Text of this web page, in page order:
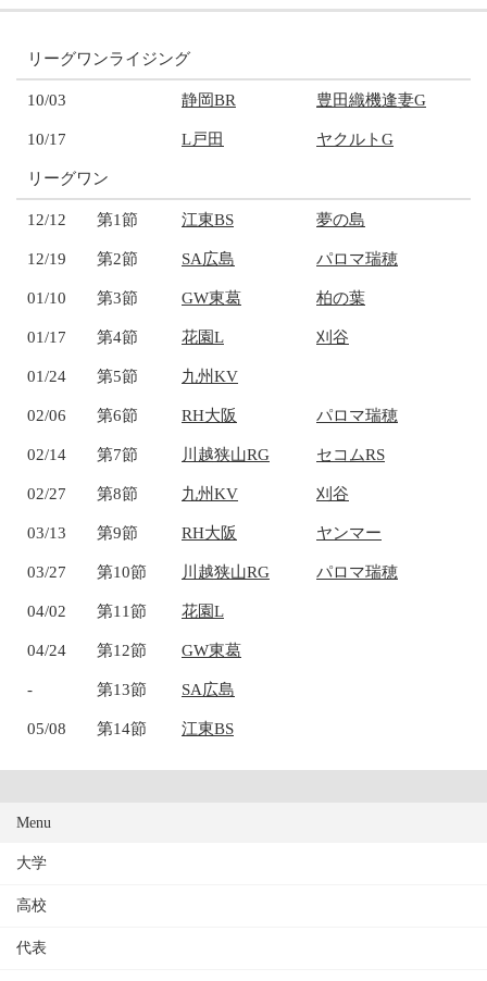
リーグワンライジング
10/03 静岡BR 豊田織機逢妻G
10/17 L戸田 ヤクルトG
リーグワン
12/12 第1節 江東BS 夢の島
12/19 第2節 SA広島 パロマ瑞穂
01/10 第3節 GW東葛 柏の葉
01/17 第4節 花園L 刈谷
01/24 第5節 九州KV
02/06 第6節 RH大阪 パロマ瑞穂
02/14 第7節 川越狭山RG セコムRS
02/27 第8節 九州KV 刈谷
03/13 第9節 RH大阪 ヤンマー
03/27 第10節 川越狭山RG パロマ瑞穂
04/02 第11節 花園L
04/24 第12節 GW東葛
- 第13節 SA広島
05/08 第14節 江東BS
Menu
大学
高校
代表